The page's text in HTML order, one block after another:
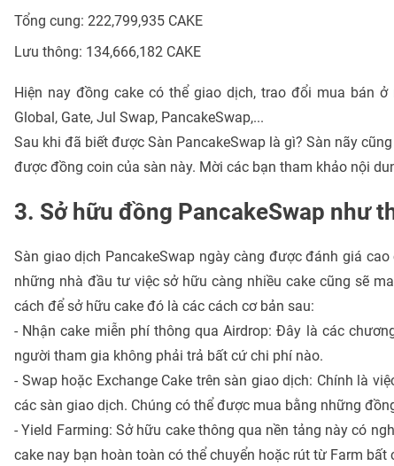
Tổng cung: 222,799,935 CAKE
Lưu thông: 134,666,182 CAKE
Hiện nay đồng cake có thể giao dịch, trao đổi mua bán
Global, Gate, Jul Swap, PancakeSwap,...
Sau khi đã biết được Sàn PancakeSwap là gì? Sàn nãy
được đồng coin của sàn này. Mời các bạn tham khảo nội
3. Sở hữu đồng PancakeSwap như
Sàn giao dịch PancakeSwap ngày càng được đánh giá
những nhà đầu tư việc sở hữu càng nhiều cake cũng sẽ
cách để sở hữu cake đó là các cách cơ bản sau:
- Nhận cake miễn phí thông qua Airdrop: Đây là các
người tham gia không phải trả bất cứ chi phí nào.
- Swap hoặc Exchange Cake trên sàn giao dịch: Chính là
các sàn giao dịch. Chúng có thể được mua bằng những
- Yield Farming: Sở hữu cake thông qua nền tảng này có
cake nay bạn hoàn toàn có thể chuyển hoặc rút từ Farm bất